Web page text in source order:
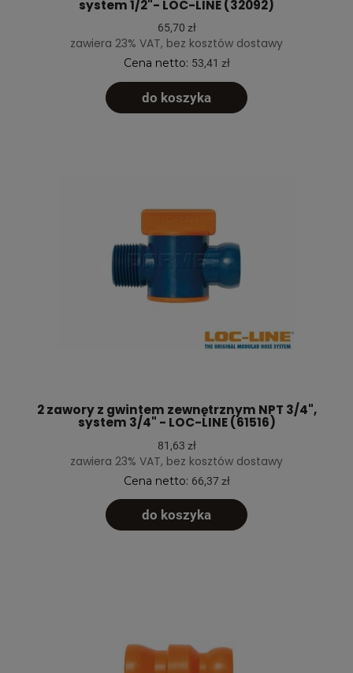
system 1/2"- LOC-LINE (32092)
65,70 zł
zawiera 23% VAT, bez kosztów dostawy
Cena netto: 53,41 zł
do koszyka
2 zawory z gwintem zewnętrznym NPT 3/4",
system 3/4" - LOC-LINE (61516)
81,63 zł
zawiera 23% VAT, bez kosztów dostawy
Cena netto: 66,37 zł
do koszyka